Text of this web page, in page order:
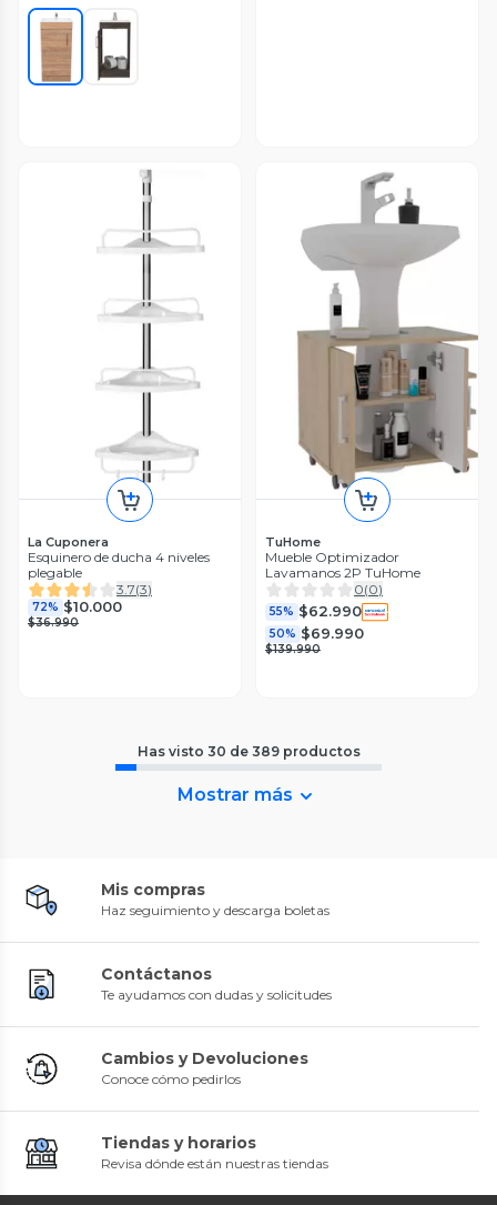
La Cuponera
Esquinero de ducha 4 niveles
plegable
3.7(3)
72% $10.000
$36.990
TuHome
Mueble Optimizador
Lavamanos 2P TuHome
0(0)
55% $62.990
50% $69.990
$139.990
Has visto 30 de 389 productos
Mostrar más
Mis compras
Haz seguimiento y descarga boletas
Contáctanos
Te ayudamos con dudas y solicitudes
Cambios y Devoluciones
Conoce cómo pedirlos
Tiendas y horarios
Revisa dónde están nuestras tiendas